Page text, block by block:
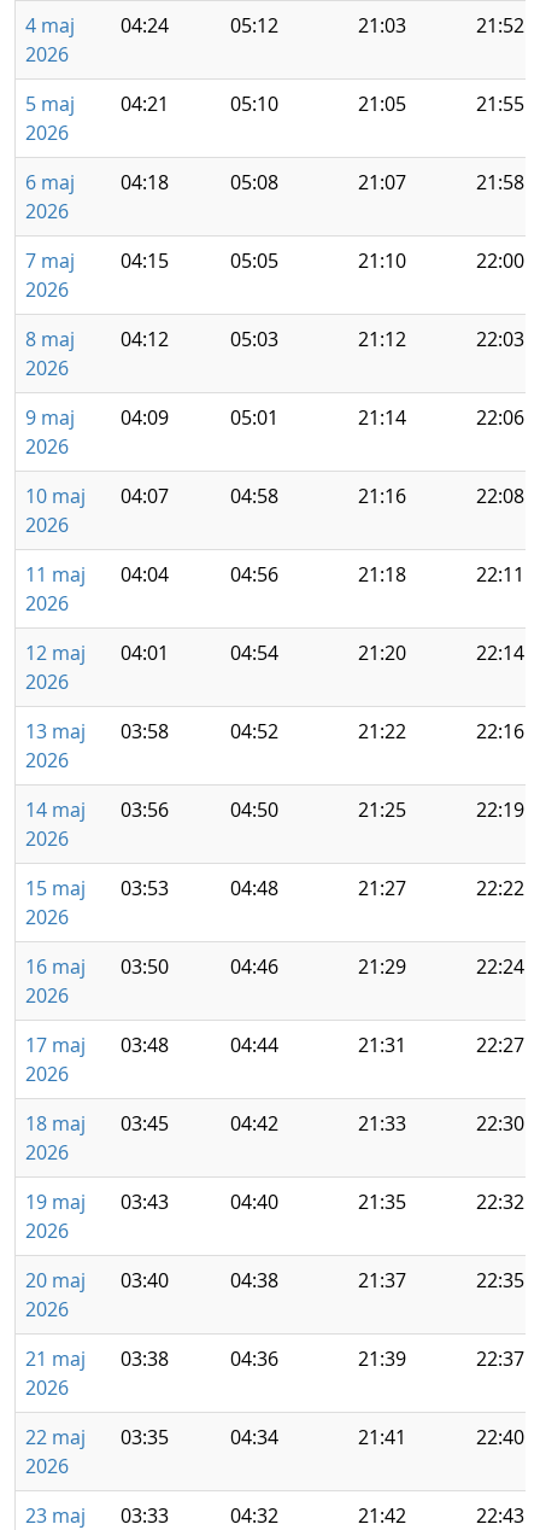
4 maj
2026
04:24 05:12 21:03 21:52
5 maj
2026
04:21 05:10 21:05 21:55
6 maj
2026
04:18 05:08 21:07 21:58
7 maj
2026
04:15 05:05 21:10 22:00
8 maj
2026
04:12 05:03 21:12 22:03
9 maj
2026
04:09 05:01 21:14 22:06
10 maj
2026
04:07 04:58 21:16 22:08
11 maj
2026
04:04 04:56 21:18 22:11
12 maj
2026
04:01 04:54 21:20 22:14
13 maj
2026
03:58 04:52 21:22 22:16
14 maj
2026
03:56 04:50 21:25 22:19
15 maj
2026
03:53 04:48 21:27 22:22
16 maj
2026
03:50 04:46 21:29 22:24
17 maj
2026
03:48 04:44 21:31 22:27
18 maj
2026
03:45 04:42 21:33 22:30
19 maj
2026
03:43 04:40 21:35 22:32
20 maj
2026
03:40 04:38 21:37 22:35
21 maj
2026
03:38 04:36 21:39 22:37
22 maj
2026
03:35 04:34 21:41 22:40
23 maj
03:33 04:32 21:42 22:43